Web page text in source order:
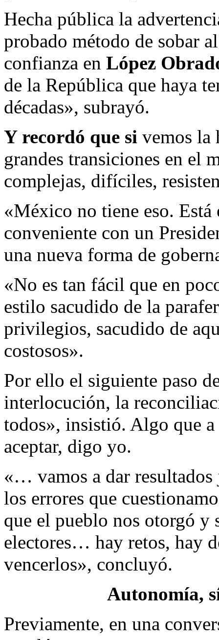
Hecha pública la
probado método de sobar
confianza en López
de la República que haya
décadas», subrayó.
Y recordó que si vemos la
grandes transiciones en el
complejas, difíciles,
«México no tiene eso.
conveniente con un
una nueva forma de
«No es tan fácil que en
estilo sacudido de la
privilegios, sacudido de
costosos».
Por ello el siguiente paso
interlocución, la
todos», insistió. Algo que a
aceptar, digo yo.
«… vamos a dar resultados
los errores que
que el pueblo nos otorgó
electores… hay retos, hay
vencerlos», concluyó.
Autonomía,
Previamente, en una